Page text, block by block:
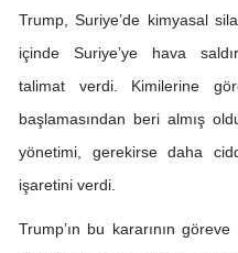
Trump, Suriye’de kimyasal
içinde Suriye’ye hava
talimat verdi. Kimilerine
başlamasından beri almış
yönetimi, gerekirse daha
işaretini verdi.
Trump’ın bu kararının